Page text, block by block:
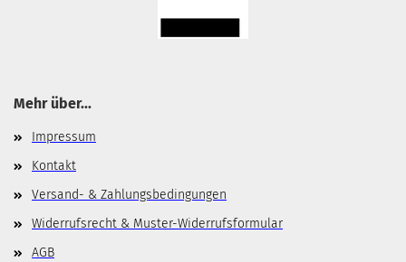
Mehr über...
Impressum
Kontakt
Versand- & Zahlungsbedingungen
Widerrufsrecht & Muster-Widerrufsformular
AGB